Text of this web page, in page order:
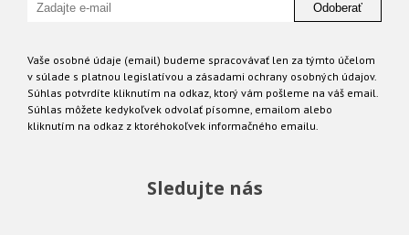
Odoberať
Vaše osobné údaje (email) budeme spracovávať len za týmto účelom
v súlade s platnou legislatívou a zásadami ochrany osobných údajov.
Súhlas potvrdíte kliknutím na odkaz, ktorý vám pošleme na váš email.
Súhlas môžete kedykoľvek odvolať písomne, emailom alebo
kliknutím na odkaz z ktoréhokoľvek informačného emailu.
Sledujte nás